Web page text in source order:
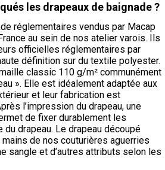
les drapeaux de baignade ?
réglementaires vendus par Macap
au sein de nos atelier varois. Ils
officielles réglementaires par
définition sur du textile polyester.
classic 110 g/m² communément
». Elle est idéalement adaptée aux
et leur fabrication est
l’impression du drapeau, une
de fixer durablement les
drapeau. Le drapeau découpé
de nos couturières aguerries
sangle et d’autres attributs selon les